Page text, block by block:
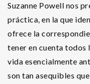
Suzanne Powell nos
práctica, en la que
ofrece la
tener en cuenta todos
vida esencialmente
son tan asequibles